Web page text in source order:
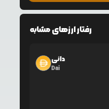
رفتار ارزهای مشابه
دائی
Dai